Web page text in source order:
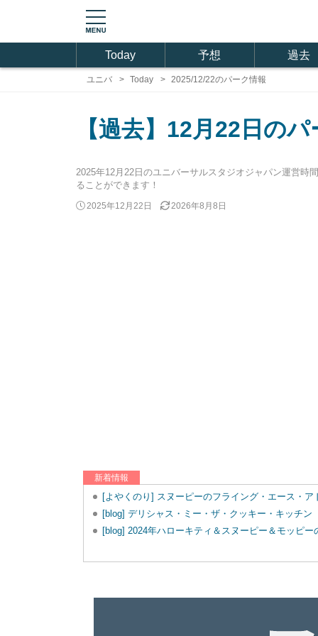
Today 予想 過去
ユニバ Today 2025/12/22のパーク情報
【過去】12月22日の
2025年12月22日のユニバーサルスタジオジャパン運営時
ることができます！
2025年12月22日 2026年8月8日
新着情報
[よやくのり] スヌーピーのフライング・エース・
[blog] デリシャス・ミー・ザ・クッキー・キッチン
[blog] 2024年ハローキティ＆スヌーピー＆モッピ